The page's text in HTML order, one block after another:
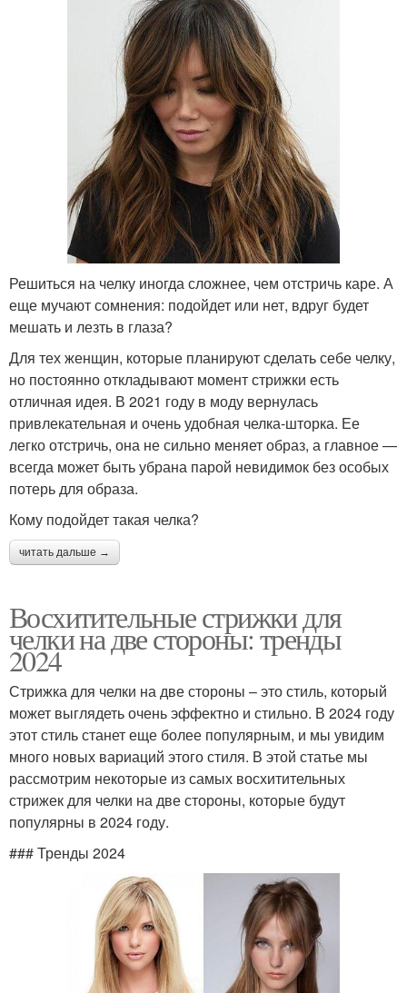
Решиться на челку иногда сложнее, чем отстричь каре. А
еще мучают сомнения: подойдет или нет, вдруг будет
мешать и лезть в глаза?
Для тех женщин, которые планируют сделать себе челку,
но постоянно откладывают момент стрижки есть
отличная идея. В 2021 году в моду вернулась
привлекательная и очень удобная челка-шторка. Ее
легко отстричь, она не сильно меняет образ, а главное —
всегда может быть убрана парой невидимок без особых
потерь для образа.
Кому подойдет такая челка?
читать дальше →
Восхитительные стрижки для
челки на две стороны: тренды
2024
Стрижка для челки на две стороны – это стиль, который
может выглядеть очень эффектно и стильно. В 2024 году
этот стиль станет еще более популярным, и мы увидим
много новых вариаций этого стиля. В этой статье мы
рассмотрим некоторые из самых восхитительных
стрижек для челки на две стороны, которые будут
популярны в 2024 году.
### Тренды 2024